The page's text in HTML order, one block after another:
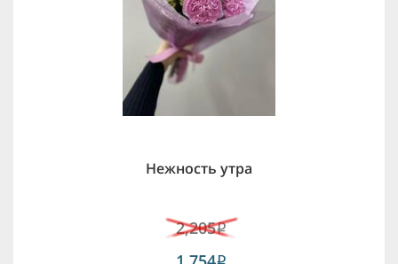
Нежность утра
2,205i
i